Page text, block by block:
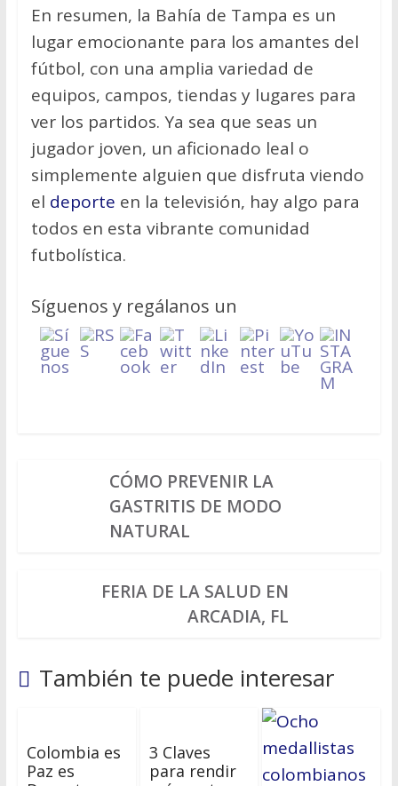
En resumen, la Bahía de Tampa es un
lugar emocionante para los amantes del
fútbol, con una amplia variedad de
equipos, campos, tiendas y lugares para
ver los partidos. Ya sea que seas un
jugador joven, un aficionado leal o
simplemente alguien que disfruta viendo
el deporte en la televisión, hay algo para
todos en esta vibrante comunidad
futbolística.
Síguenos y regálanos un
CÓMO PREVENIR LA
GASTRITIS DE MODO
NATURAL
FERIA DE LA SALUD EN
ARCADIA, FL
También te puede interesar
Colombia es
Paz es
3 Claves
para rendir